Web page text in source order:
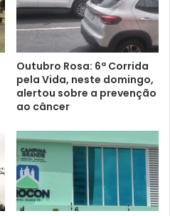
Outubro Rosa: 6ª Corrida
pela Vida, neste domingo,
alertou sobre a prevenção
ao câncer